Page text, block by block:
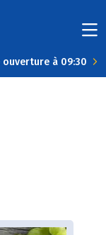
ouverture à 09:30